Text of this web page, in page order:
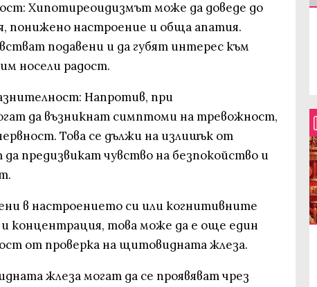
Хипотиреоидизмът може да доведе до
понижено настроение и обща апатия.
подавени и да губят интерес към
носели радост.
Напротив, при
да възникнат симптоми на тревожност,
Това се дължи на излишък от
предизвикат чувство на безпокойство и
в настроението си или когнитивните
концентрация, това може да е още един
от проверка на щитовидната жлеза.
жлеза могат да се проявяват чрез